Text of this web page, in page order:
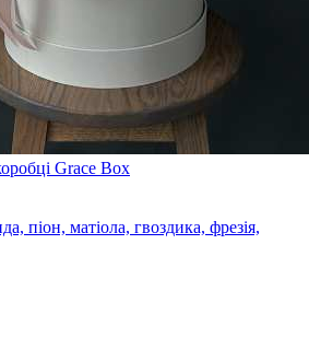
Grace Box
піон, матіола, гвоздика, фрезія,